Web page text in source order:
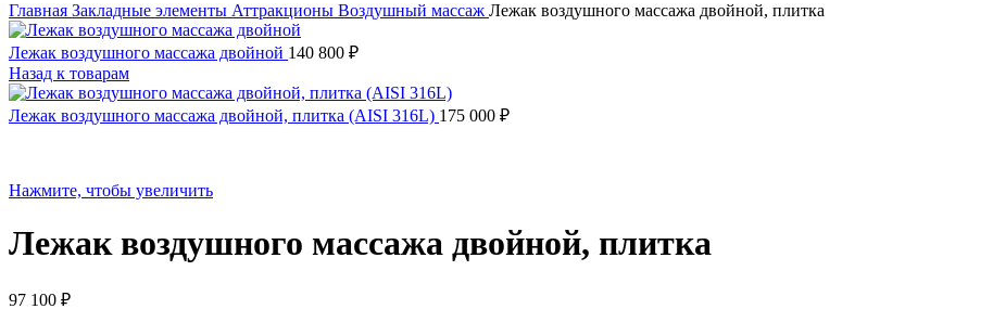
Главная Закладные элементы Аттракционы Воздушный массаж Лежак воздушного массажа двойной, плитка
Лежак воздушного массажа двойной 140 800 ₽
Назад к товарам
Лежак воздушного массажа двойной, плитка (AISI 316L) 175 000 ₽
Нажмите, чтобы увеличить
Лежак воздушного массажа двойной, плитка
97 100 ₽